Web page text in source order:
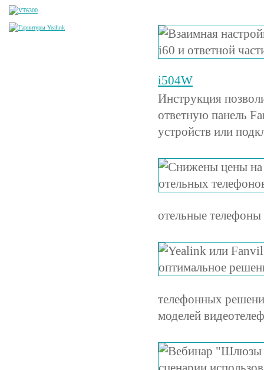
i504W
Инструкция
ответную панель
устройств или
отельные
телефонных
моделей